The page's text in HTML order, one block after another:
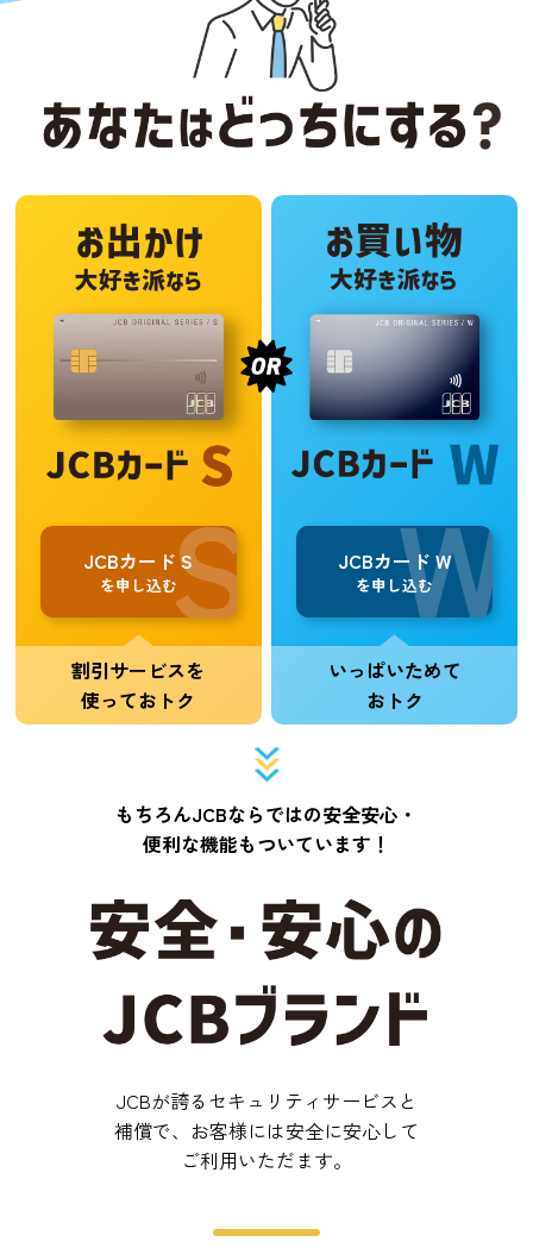
JCBカード S
を申し込む
割引サービスを
使っておトク
JCBカード W
を申し込む
いっぱいためて
おトク
もちろんJCBならではの安全安心・
便利な機能もついています！
JCBが誇るセキュリティサービスと
補償で、お客様には安全に安心して
ご利用いただます。